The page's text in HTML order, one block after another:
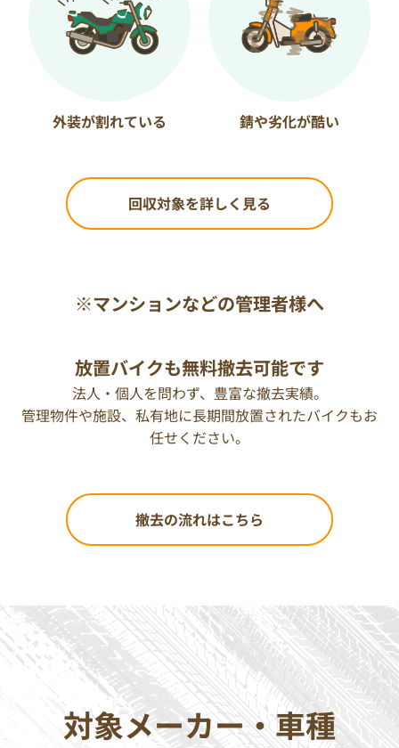
外装が割れている 錆や劣化が酷い
回収対象を詳しく見る
※マンションなどの管理者様へ
放置バイクも無料撤去可能です
法人・個人を問わず、豊富な撤去実績。
管理物件や施設、私有地に長期間放置されたバイクもお
任せください。
撤去の流れはこちら
対象メーカー・車種